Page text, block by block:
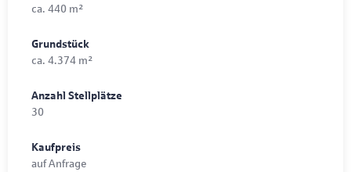
ca. 440 m²
Grundstück
ca. 4.374 m²
Anzahl Stellplätze
30
Kaufpreis
auf Anfrage